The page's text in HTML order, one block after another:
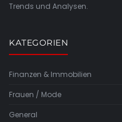
Trends und Analysen.
KATEGORIEN
Finanzen & Immobilien
Frauen / Mode
General